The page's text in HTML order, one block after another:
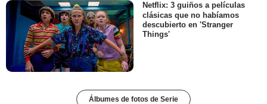
Netflix: 3 guiños a películas
clásicas que no habíamos
descubierto en 'Stranger
Things'
Álbumes de fotos de Serie